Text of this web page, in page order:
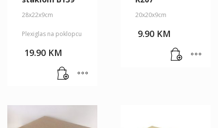
28x22x9cm
Plexiglas na poklopcu
19.90 KM
20x20x9cm
9.90 KM